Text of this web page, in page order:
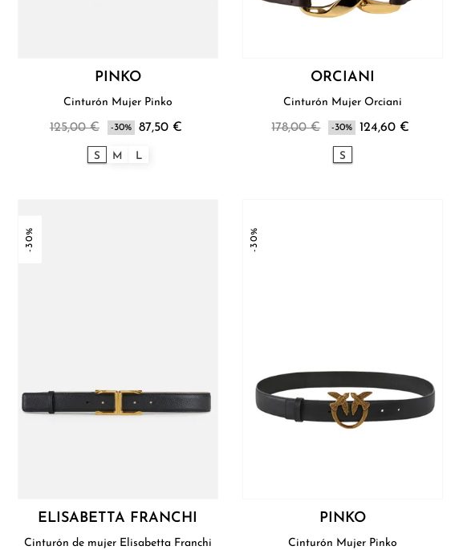
PINKO
Cinturón Mujer Pinko
125,00 € -30% 87,50 €
S M L
ORCIANI
Cinturón Mujer Orciani
178,00 € -30% 124,60 €
S
-30%
ELISABETTA FRANCHI
Cinturón de mujer Elisabetta Franchi
-30%
PINKO
Cinturón Mujer Pinko